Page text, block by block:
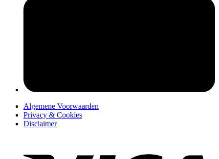
Algemene Voorwaarden
Privacy & Cookies
Disclaimer